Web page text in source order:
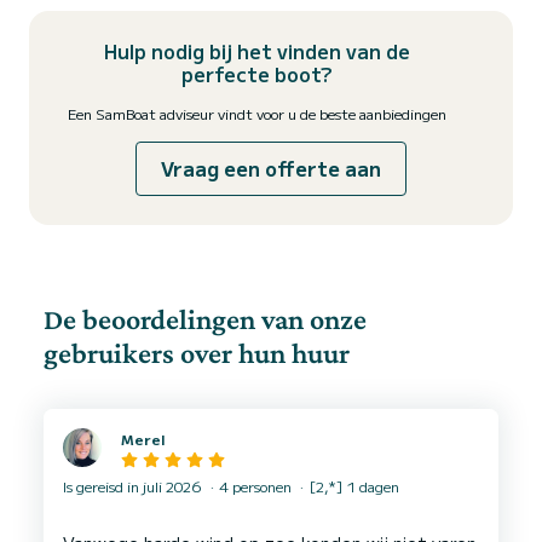
Hulp nodig bij het vinden van de
perfecte boot?
Een SamBoat adviseur vindt voor u de beste aanbiedingen
Vraag een offerte aan
De beoordelingen van onze
gebruikers over hun huur
Merel
Is gereisd in juli 2026 4 personen [2,*] 1 dagen